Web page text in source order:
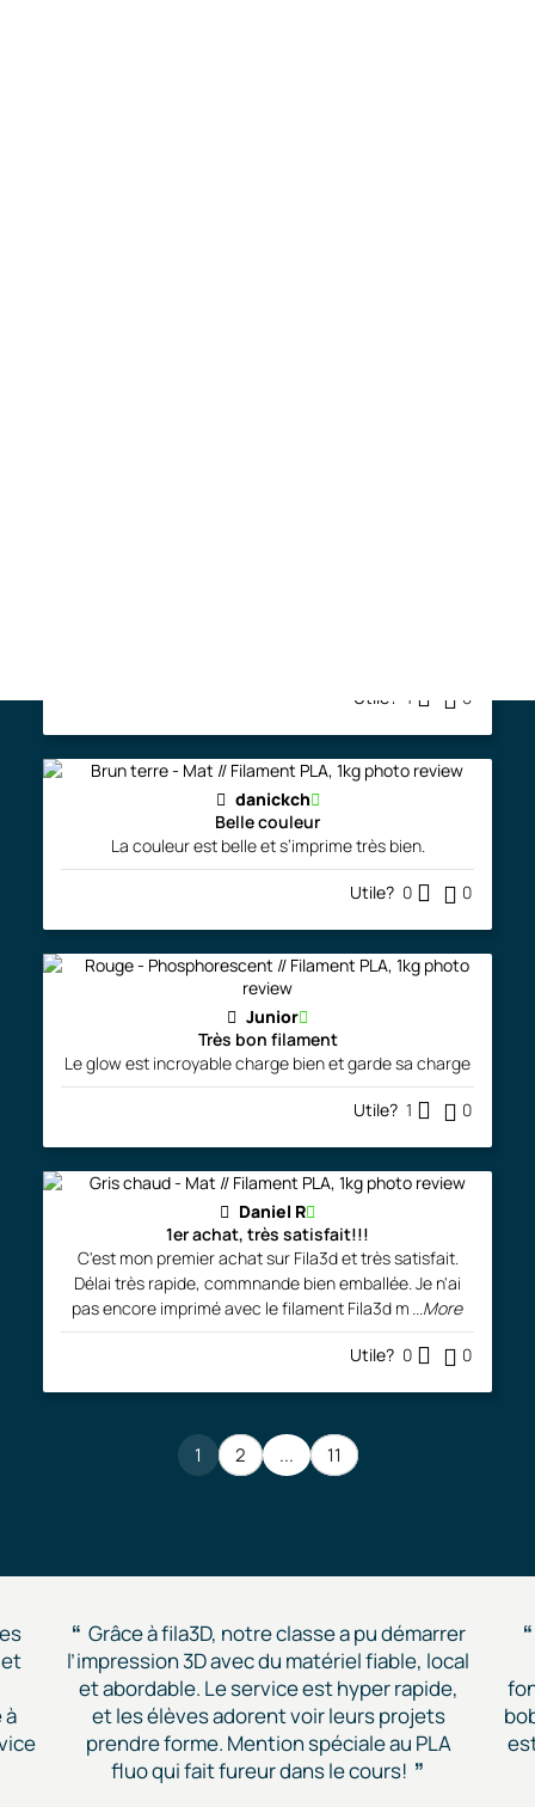
Utile? 1 0
danickch
Belle couleur
La couleur est belle et s’imprime très bien.
Utile? 0 0
Junior
Très bon filament
Le glow est incroyable charge bien et garde sa charge
Utile? 1 0
Daniel R
1er achat, très satisfait!!!
C'est mon premier achat sur Fila3d et très satisfait.
Délai très rapide, commnande bien emballée. Je n'ai
pas encore imprimé avec le filament Fila3d m ...More
Utile? 0 0
1 2 ... 11
à
Grâce à fila3D, notre classe a pu démarrer
l’impression 3D avec du matériel fiable, local
et abordable. Le service est hyper rapide,
et les élèves adorent voir leurs projets
prendre forme. Mention spéciale au PLA
fluo qui fait fureur dans le cours!